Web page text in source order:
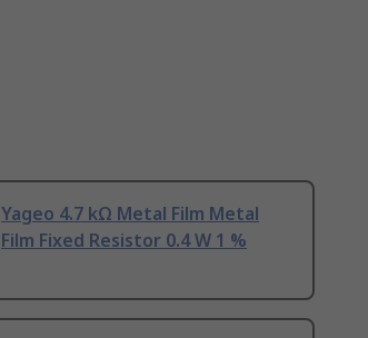
Yageo 4.7 kΩ Metal Film Metal
Film Fixed Resistor 0.4 W 1 %